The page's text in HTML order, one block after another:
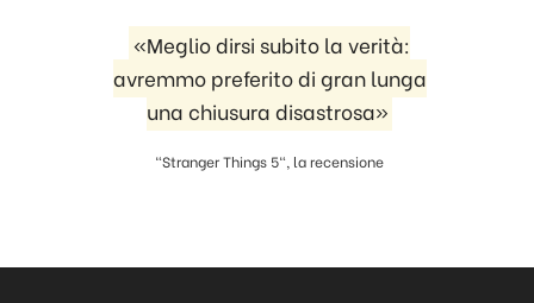
«Meglio dirsi subito la verità:
avremmo preferito di gran lunga
una chiusura disastrosa»
"Stranger Things 5", la recensione